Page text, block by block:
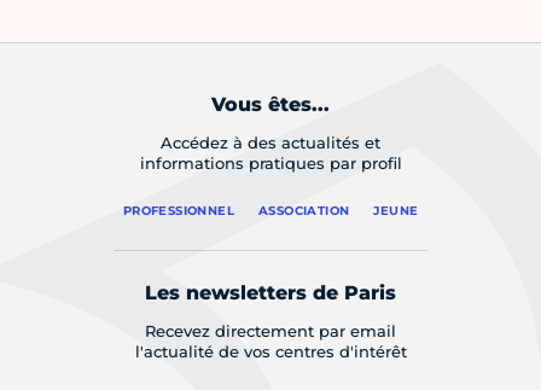
Vous êtes...
Accédez à des actualités et
informations pratiques par profil
PROFESSIONNEL ASSOCIATION JEUNE
Les newsletters de Paris
Recevez directement par email
l'actualité de vos centres d'intérêt